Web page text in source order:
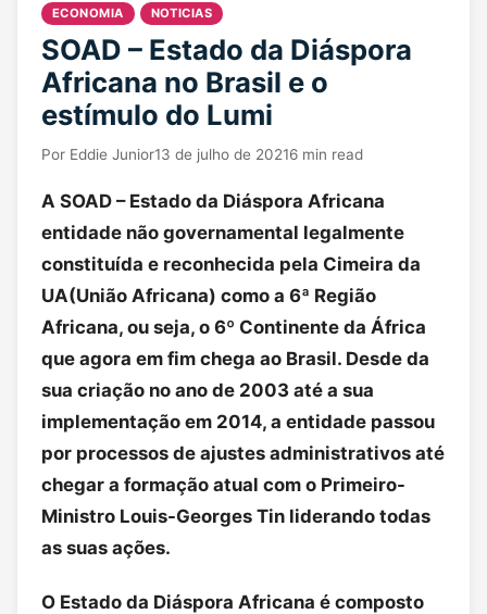
ECONOMIA NOTICIAS
SOAD – Estado da Diáspora
Africana no Brasil e o
estímulo do Lumi
Por Eddie Junior13 de julho de 20216 min read
A SOAD – Estado da Diáspora Africana
entidade não governamental legalmente
constituída e reconhecida pela Cimeira da
UA(União Africana) como a 6ª Região
Africana, ou seja, o 6º Continente da África
que agora em fim chega ao Brasil. Desde da
sua criação no ano de 2003 até a sua
implementação em 2014, a entidade passou
por processos de ajustes administrativos até
chegar a formação atual com o Primeiro-
Ministro Louis-Georges Tin liderando todas
as suas ações.
O Estado da Diáspora Africana é composto